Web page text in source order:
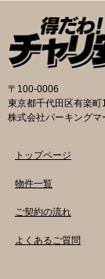
は
保
国
鳥
堺
保
利
で
不
屋
般
屋
〒100-0006
東京都千代田区有楽
株式会社パーキングマ
トップページ
物件一覧
ご契約の流れ
よくあるご質問